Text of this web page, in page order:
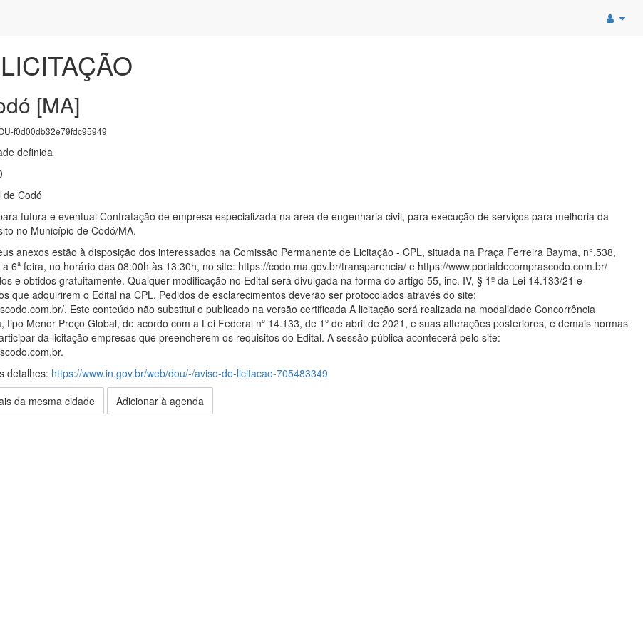
[MA]
f0d00db32e79fdc95949
definida
de Codó
futura e eventual Contratação de empresa especializada na área de engenharia civil, para execução de serviços para melhoria da
no Município de Codó/MA.
anexos estão à disposição dos interessados na Comissão Permanente de Licitação - CPL, situada na Praça Ferreira Bayma, n°.538,
6ª feira, no horário das 08:00h às 13:30h, no site: https://codo.ma.gov.br/transparencia/ e https://www.portaldecomprascodo.com.br/
e obtidos gratuitamente. Qualquer modificação no Edital será divulgada na forma do artigo 55, inc. IV, § 1º da Lei 14.133/21 e
que adquirirem o Edital na CPL. Pedidos de esclarecimentos deverão ser protocolados através do site:
. Este conteúdo não substitui o publicado na versão certificada A licitação será realizada na modalidade Concorrência
tipo Menor Preço Global, de acordo com a Lei Federal nº 14.133, de 1º de abril de 2021, e suas alterações posteriores, e demais normas
da licitação empresas que preencherem os requisitos do Edital. A sessão pública acontecerá pelo site:
detalhes: https://www.in.gov.br/web/dou/-/aviso-de-licitacao-705483349
da mesma cidade Adicionar à agenda